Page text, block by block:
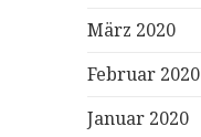
März 2020
Februar 2020
Januar 2020